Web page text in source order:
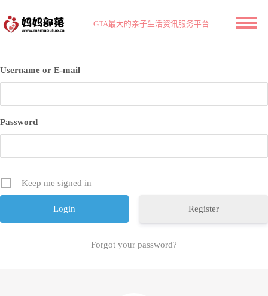
GTA最大的亲子生活资讯服务平台
Username or E-mail
Password
Keep me signed in
Register
Forgot your password?